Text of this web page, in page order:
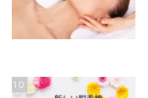
10